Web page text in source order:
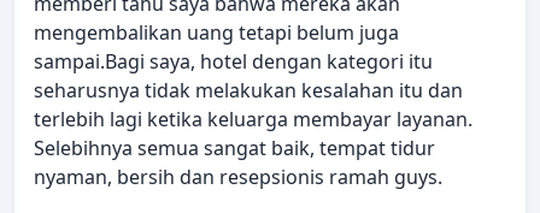
mengembalikan uang tetapi belum juga
sampai.Bagi saya, hotel dengan kategori itu
seharusnya tidak melakukan kesalahan itu dan
terlebih lagi ketika keluarga membayar layanan.
Selebihnya semua sangat baik, tempat tidur
nyaman, bersih dan resepsionis ramah guys.